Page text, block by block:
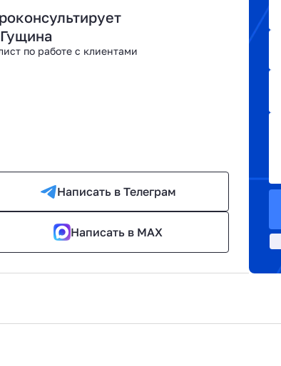
по работе с клиентами
Написать в Телеграм
Написать в MAX